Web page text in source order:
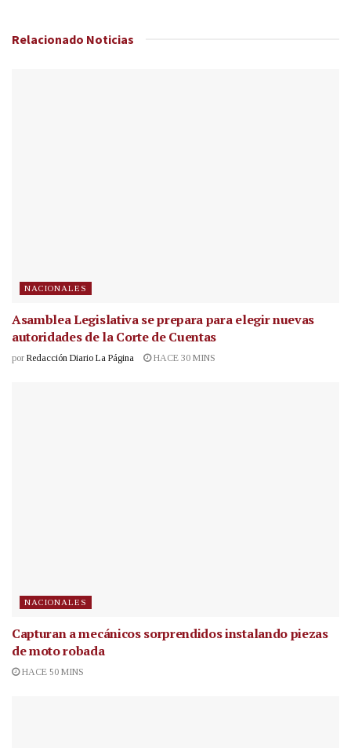
Relacionado Noticias
NACIONALES
Asamblea Legislativa se prepara para elegir nuevas
autoridades de la Corte de Cuentas
por Redacción Diario La Página HACE 30 MINS
NACIONALES
Capturan a mecánicos sorprendidos instalando piezas
de moto robada
HACE 50 MINS